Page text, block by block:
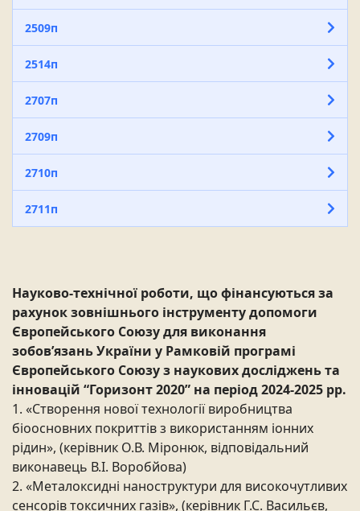
2509п
2514п
2707п
2709п
2710п
2711п
Науково-технічної роботи, що фінансуються за
рахунок зовнішнього інструменту допомоги
Європейського Союзу для виконання
зобов’язань України у Рамковій програмі
Європейського Союзу з наукових досліджень та
інновацій “Горизонт 2020” на період 2024-2025 рр.
1. «Створення нової технології виробництва
біоосновних покриттів з використанням іонних
рідин», (керівник О.В. Міронюк, відповідальний
виконавець В.І. Воробйова)
2. «Металоксидні наноструктури для високочутливих
сенсорів токсичних газів», (керівник Г.С. Васильєв,